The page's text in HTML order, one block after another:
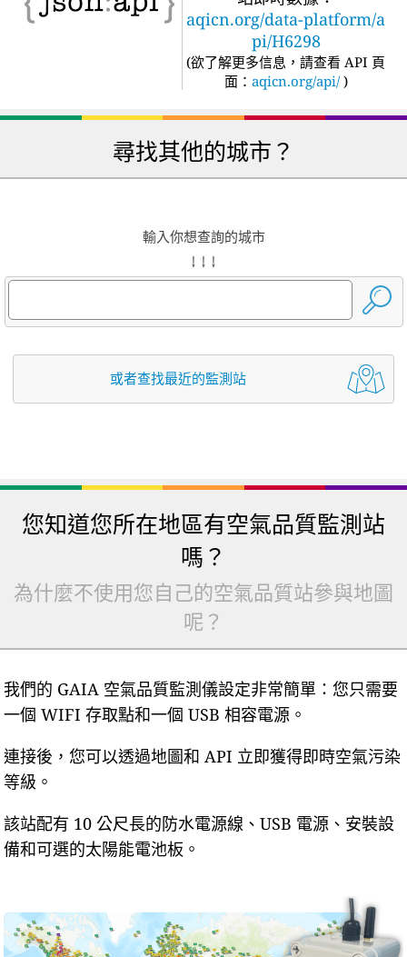
aqicn.org/data-platform/a
pi/H6298
(欲了解更多信息，請查看 API 頁
面： aqicn.org/api/ )
尋找其他的城市？
輸入你想查詢的城市
↓ ↓ ↓
或者查找最近的監測站
您知道您所在地區有空氣品質監測站
嗎？
為什麼不使用您自己的空氣品質站參與地圖
呢？
我們的 GAIA 空氣品質監測儀設定非常簡單：您只需要
一個 WIFI 存取點和一個 USB 相容電源。
連接後，您可以透過地圖和 API 立即獲得即時空氣污染
等級。
該站配有 10 公尺長的防水電源線、USB 電源、安裝設
備和可選的太陽能電池板。